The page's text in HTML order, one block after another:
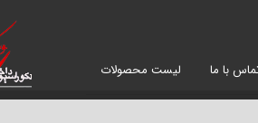
با ما لیست محصولات